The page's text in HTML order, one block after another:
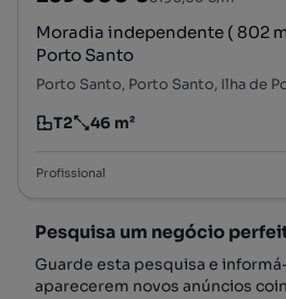
Moradia independente ( 802 m2 ) Er 233 Casinhas
Porto Santo
Porto Santo, Porto Santo, Ilha de
Tipologia
T2
Preço por metro quadrado
46 m²
Profissional
Pesquisa um negócio
Guarde esta pesquisa e
aparecerem novos anúncios